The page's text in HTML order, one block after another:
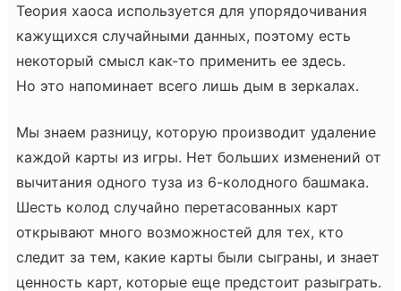
Теория хаоса используется для упорядочивания
кажущихся случайными данных, поэтому есть
некоторый смысл как-то применить ее здесь.
Но это напоминает всего лишь дым в зеркалах.
Мы знаем разницу, которую производит удаление
каждой карты из игры. Нет больших изменений от
вычитания одного туза из 6-колодного башмака.
Шесть колод случайно перетасованных карт
открывают много возможностей для тех, кто
следит за тем, какие карты были сыграны, и знает
ценность карт, которые еще предстоит разыграть.